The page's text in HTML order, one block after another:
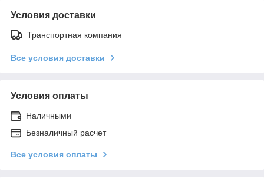
Условия доставки
Транспортная компания
Все условия доставки
Условия оплаты
Наличными
Безналичный расчет
Все условия оплаты